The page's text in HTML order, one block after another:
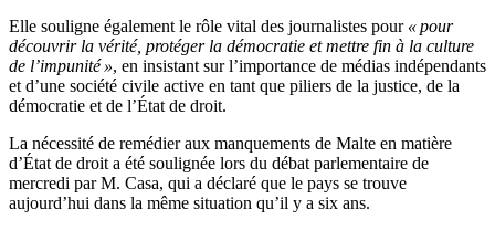
Elle souligne également le rôle vital des journalistes pour « pour
découvrir la vérité, protéger la démocratie et mettre fin à la culture
de l’impunité », en insistant sur l’importance de médias indépendants
et d’une société civile active en tant que piliers de la justice, de la
démocratie et de l’État de droit.
La nécessité de remédier aux manquements de Malte en matière
d’État de droit a été soulignée lors du débat parlementaire de
mercredi par M. Casa, qui a déclaré que le pays se trouve
aujourd’hui dans la même situation qu’il y a six ans.